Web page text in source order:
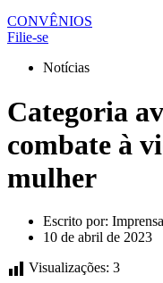
CONVÊNIOS
Filie-se
Notícias
Categoria
combate à
mulher
Escrito por: Imprensa
10 de abril de 2023
Visualizações: 3